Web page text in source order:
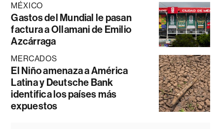
MÉXICO
Gastos del Mundial le pasan
factura a Ollamani de Emilio
Azcárraga
MERCADOS
El Niño amenaza a América
Latina y Deutsche Bank
identifica los países más
expuestos